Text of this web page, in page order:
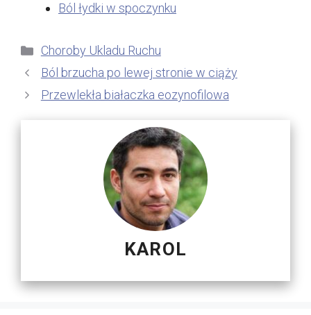
Ból łydki w spoczynku
Kategorie
Choroby Ukladu Ruchu
Ból brzucha po lewej stronie w ciąży
Przewlekła białaczka eozynofilowa
KAROL